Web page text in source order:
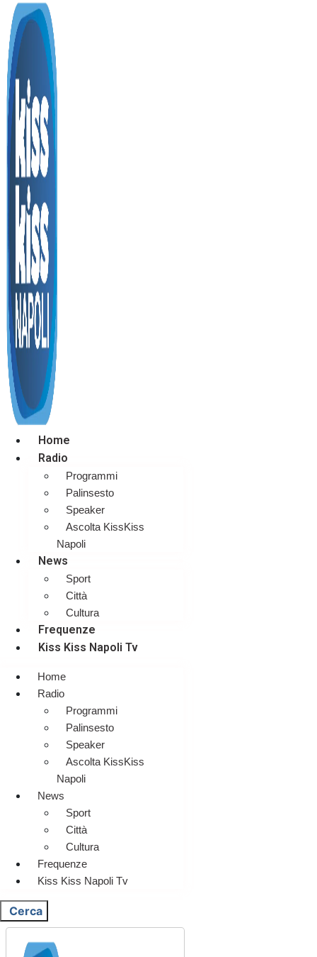
Home
Radio
Programmi
Palinsesto
Speaker
Ascolta KissKiss
Napoli
News
Sport
Città
Cultura
Frequenze
Kiss Kiss Napoli Tv
Home
Radio
Programmi
Palinsesto
Speaker
Ascolta KissKiss
Napoli
News
Sport
Città
Cultura
Frequenze
Kiss Kiss Napoli Tv
Cerca